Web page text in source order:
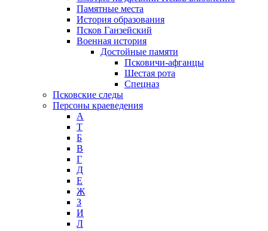
Памятные места
История образования
Псков Ганзейский
Военная история
Достойные памяти
Псковичи-афганцы
Шестая рота
Спецназ
Псковские следы
Персоны краеведения
А
T
Б
В
Г
Д
Е
Ж
З
И
Л